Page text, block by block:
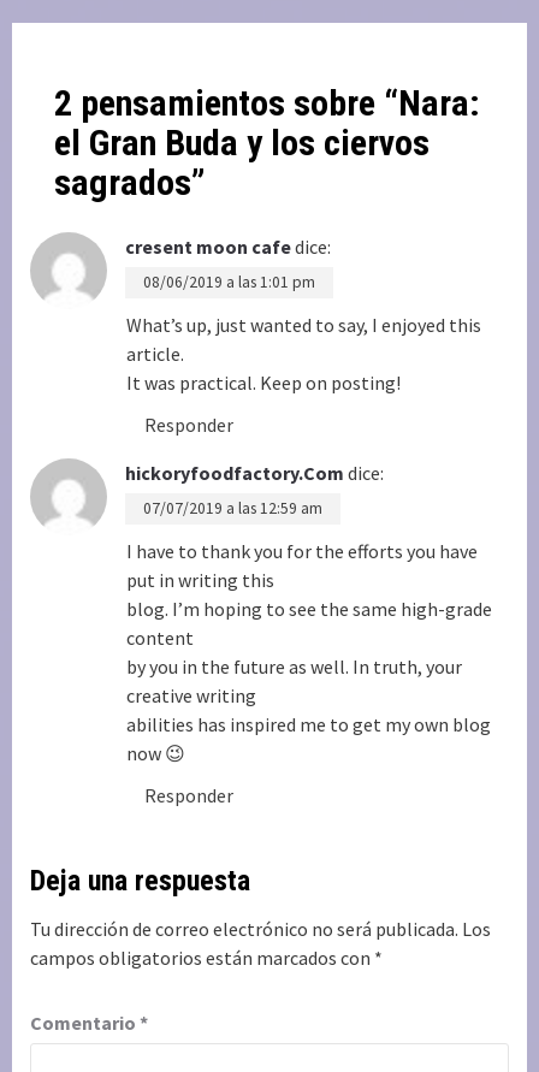
2 pensamientos sobre “Nara:
el Gran Buda y los ciervos
sagrados”
cresent moon cafedice:
08/06/2019 a las 1:01 pm
What’s up, just wanted to say, I enjoyed this
article.
It was practical. Keep on posting!
Responder
hickoryfoodfactory.Com dice:
07/07/2019 a las 12:59 am
I have to thank you for the efforts you have
put in writing this
blog. I’m hoping to see the same high-grade
content
by you in the future as well. In truth, your
creative writing
abilities has inspired me to get my own blog
now 😉
Responder
Deja una respuesta
Tu dirección de correo electrónico no será publicada. Los
campos obligatorios están marcados con *
Comentario *